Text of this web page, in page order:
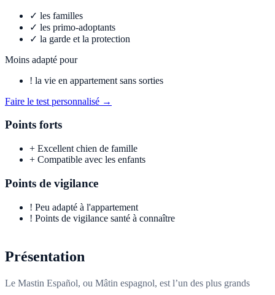
✓ les familles
✓ les primo-adoptants
✓ la garde et la protection
Moins adapté pour
! la vie en appartement sans sorties
Faire le test personnalisé →
Points forts
+ Excellent chien de famille
+ Compatible avec les enfants
Points de vigilance
! Peu adapté à l'appartement
! Points de vigilance santé à connaître
Présentation
Le Mastin Español, ou Mâtin espagnol, est l’un des plus grands